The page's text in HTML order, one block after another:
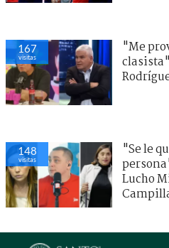
167
visitas
"Me
148
visitas
"Se le
Lucho